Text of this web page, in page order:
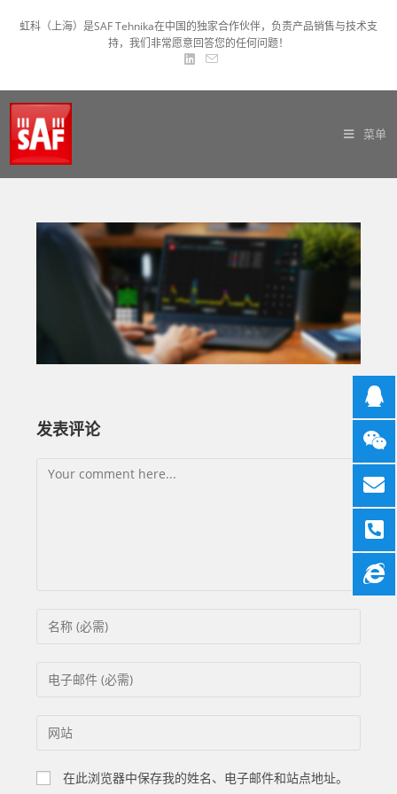
虹科（上海）是SAF Tehnika在中国的独家合作伙伴，负责产品销售与技术支
持，我们非常愿意回答您的任何问题！
菜单
发表评论
在此浏览器中保存我的姓名、电子邮件和站点地址。